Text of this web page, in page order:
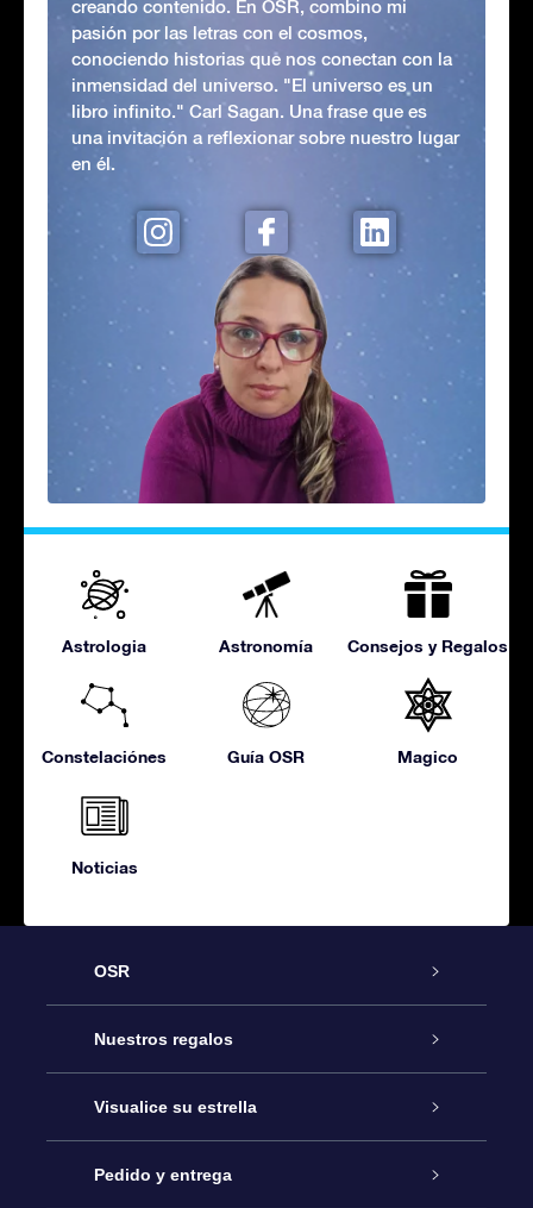
creando contenido. En OSR, combino mi
pasión por las letras con el cosmos,
conociendo historias que nos conectan con la
inmensidad del universo. "El universo es un
libro infinito." Carl Sagan. Una frase que es
una invitación a reflexionar sobre nuestro lugar
en él.
Astrologia Astronomía Consejos y Regalos
Constelaciónes Guía OSR Magico
Noticias
OSR
Atención
Contáctanos
Blog
Nuestros regalos
Regalo Estrella Online
Paquete de Regalo OSR
Visualice su estrella
Registro estelar
Pedido y entrega